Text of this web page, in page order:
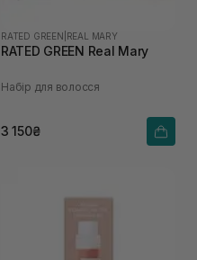
RATED GREEN REAL MARY
RATED GREEN Real Mary
Набір для волосся
3 150₴